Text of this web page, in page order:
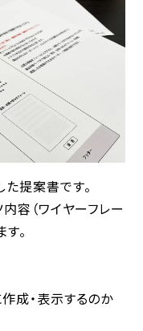
提案書です。
容（ワイヤーフレー
。
成・表示するのか